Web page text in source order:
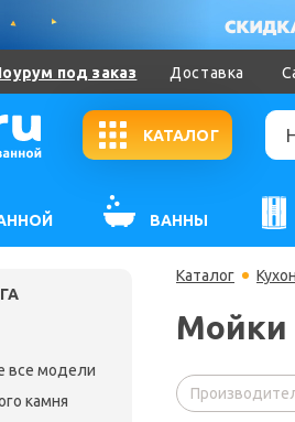
под заказ Доставка
КАТАЛОГ
ВАННЫ
все модели
камня
Каталог
Мойки